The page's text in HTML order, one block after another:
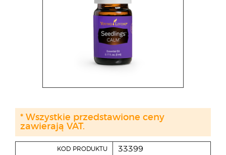
KOD PRODUKTU 33399
* Wszystkie przedstawione ceny
zawierają VAT.